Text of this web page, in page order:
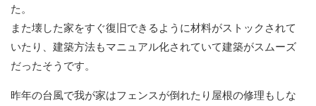
た。
また壊した家をすぐ復旧できるように材料がストックされて
いたり、建築方法もマニュアル化されていて建築がスムーズ
だったそうです。
昨年の台風で我が家はフェンスが倒れたり屋根の修理もしな